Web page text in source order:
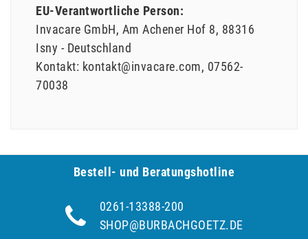
EU-Verantwortliche Person:
Invacare GmbH Am Achener Hof 8 88316
Isny
Deutschland
Kontakt: kontakt@invacare.com 07562-
70038
Bestell- und Be­ra­tungs­hot­line
0261-13388-200
SHOP@BURBACHGOETZ.DE